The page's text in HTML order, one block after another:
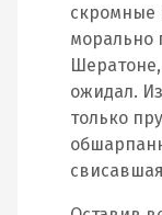
скромные
морально
Шератоне,
ожидал.
только